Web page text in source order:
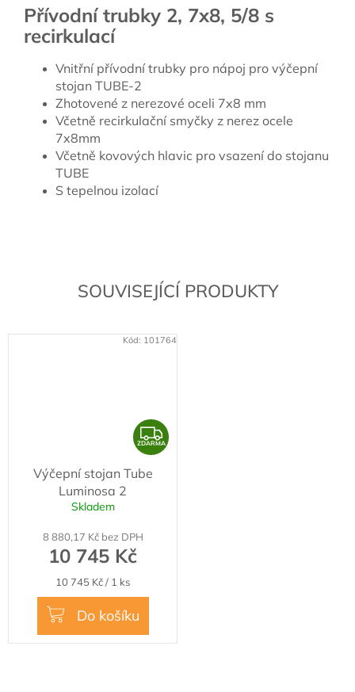
SOUVISEJÍCÍ PRODUKTY
Z
D
ZDARMA
Výčepní stojan Tube
Luminosa 2
Skladem
8 880,17 Kč bez DPH
10 745 Kč
Měrná
cena:
10 745 Kč / 1 ks
Do košíku
Kód: 101764
Přívodní trubky 2, 7x8, 5/8 s
recirkulací
Vnitřní přívodní trubky pro nápoj pro výčepní
stojan TUBE-2
Zhotovené z nerezové oceli 7x8 mm
Včetně recirkulační smyčky z nerez ocele
7x8mm
Včetně kovových hlavic pro vsazení do stojanu
TUBE
S tepelnou izolací